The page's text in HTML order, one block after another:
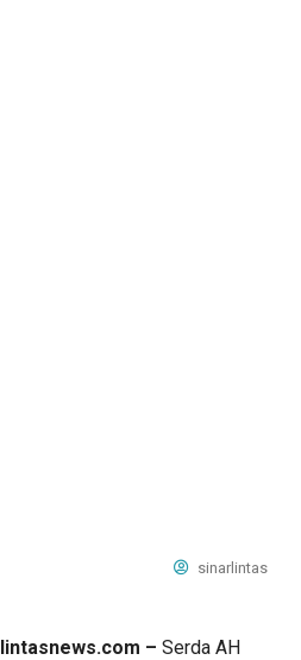
sinarlintas
– Serda AH